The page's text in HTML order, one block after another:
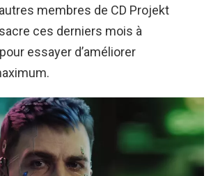
membres de CD Projekt
ces derniers mois à
essayer d’améliorer